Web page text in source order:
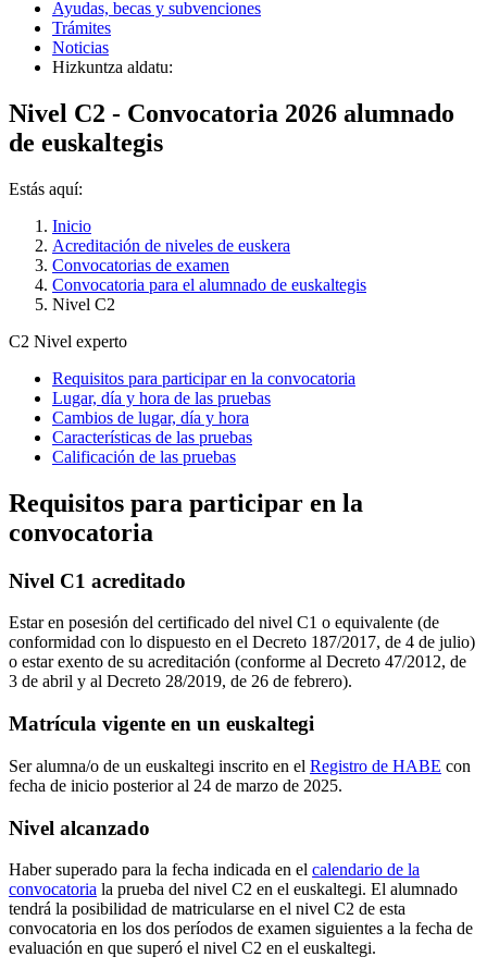
Ayudas, becas y subvenciones
Trámites
Noticias
Hizkuntza aldatu:
Nivel C2 - Convocatoria 2026 alumnado
de euskaltegis
Estás aquí:
Inicio
Acreditación de niveles de euskera
Convocatorias de examen
Convocatoria para el alumnado de euskaltegis
Nivel C2
C2 Nivel experto
Requisitos para participar en la convocatoria
Lugar, día y hora de las pruebas
Cambios de lugar, día y hora
Características de las pruebas
Calificación de las pruebas
Requisitos para participar en la
convocatoria
Nivel C1 acreditado
Estar en posesión del certificado del nivel C1 o equivalente (de
conformidad con lo dispuesto en el Decreto 187/2017, de 4 de julio)
o estar exento de su acreditación (conforme al Decreto 47/2012, de
3 de abril y al Decreto 28/2019, de 26 de febrero).
Matrícula vigente en un euskaltegi
Ser alumna/o de un euskaltegi inscrito en el Registro de HABE con
fecha de inicio posterior al 24 de marzo de 2025.
Nivel alcanzado
Haber superado para la fecha indicada en el calendario de la
convocatoria la prueba del nivel C2 en el euskaltegi. El alumnado
tendrá la posibilidad de matricularse en el nivel C2 de esta
convocatoria en los dos períodos de examen siguientes a la fecha de
evaluación en que superó el nivel C2 en el euskaltegi.